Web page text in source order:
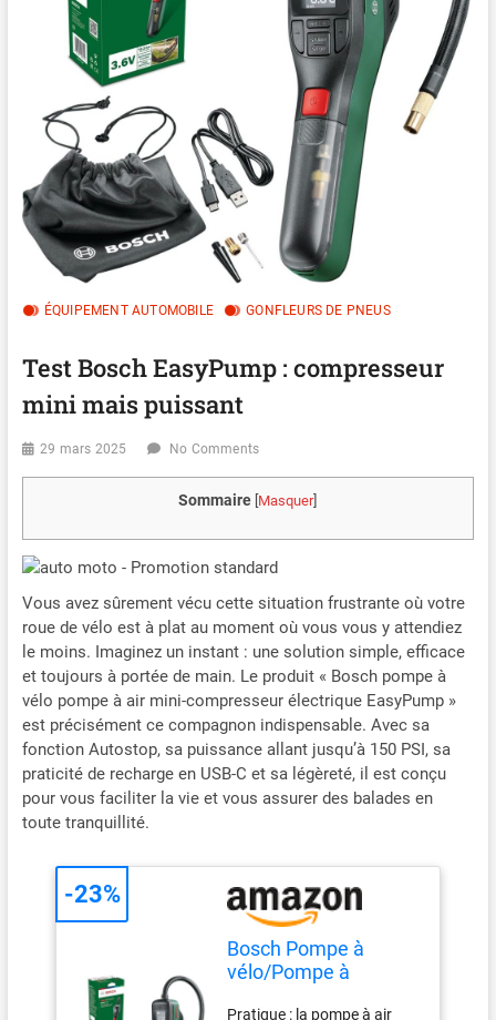
ÉQUIPEMENT AUTOMOBILE GONFLEURS DE PNEUS
Test Bosch EasyPump : compresseur
mini mais puissant
29 mars 2025 No Comments
Sommaire Masquer]
Vous avez sûrement vécu cette situation frustrante où votre
roue de vélo est à plat au moment où vous vous y attendiez
le moins. Imaginez un instant : une solution simple, efficace
et toujours à portée de main. Le produit « Bosch pompe à
vélo pompe à air mini-compresseur électrique EasyPump »
est précisément ce compagnon indispensable. Avec sa
fonction Autostop, sa puissance allant jusqu’à 150 PSI, sa
praticité de recharge en USB-C et sa légèreté, il est conçu
pour vous faciliter la vie et vous assurer des balades en
toute tranquillité.
Bosch Pompe à
vélo/Pompe à
Pratique : la pompe à air
-23%